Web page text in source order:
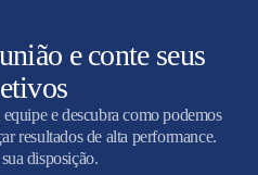
e conte seus
e descubra como podemos
resultados de alta performance.
disposição.